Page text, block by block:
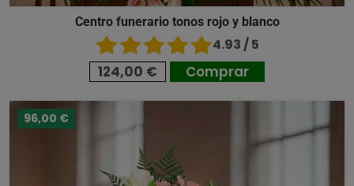
Centro funerario tonos rojo y blanco
4.93 / 5
124,00 € Comprar
96,00 €